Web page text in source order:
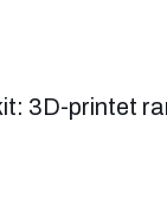
3D-printet